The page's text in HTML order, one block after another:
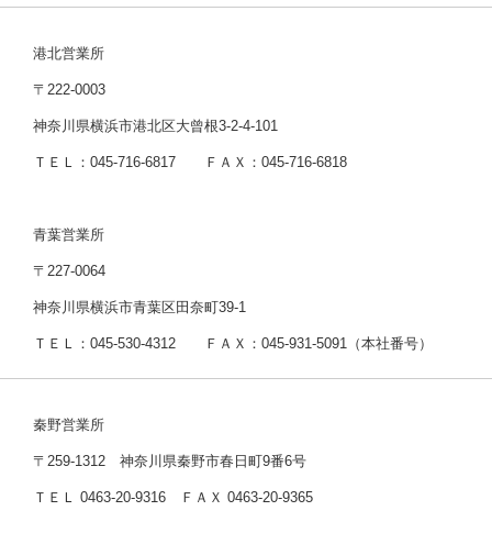
港北営業所
〒222-0003
神奈川県横浜市港北区大曾根3-2-4-101
ＴＥＬ：045-716-6817 ＦＡＸ：045-716-6818
青葉営業所
〒227-0064
神奈川県横浜市青葉区田奈町39-1
ＴＥＬ：045-530-4312 ＦＡＸ：045-931-5091（本社番号）
秦野営業所
〒259-1312 神奈川県秦野市春日町9番6号
ＴＥＬ 0463-20-9316 ＦＡＸ 0463-20-9365